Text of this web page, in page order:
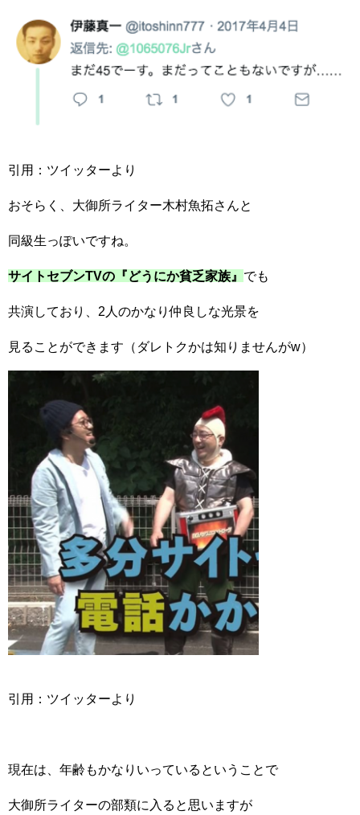
引用：ツイッターより
おそらく、大御所ライター木村魚拓さんと
同級生っぽいですね。
サイトセブンTVの『どうにか貧乏家族』 でも
共演しており、2人のかなり仲良しな光景を
見ることができます（ダレトクかは知りませんがw）
引用：ツイッターより
現在は、年齢もかなりいっているということで
大御所ライターの部類に入ると思いますが